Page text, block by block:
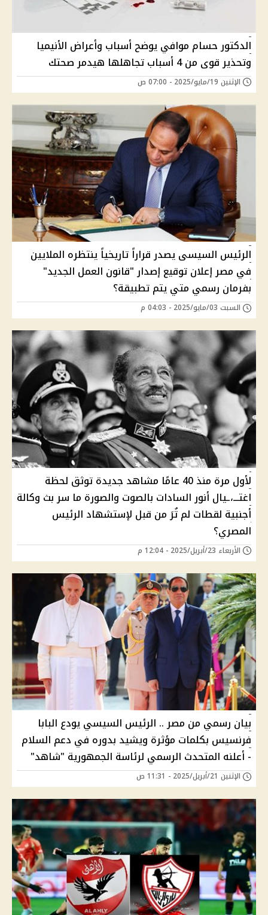
الدكتور حسام موافي يوضح أسباب وأعراض الأنيميا
وتحذير قوى من 4 أسباب تجاهلها هيدمر صحتك
الإثنين 19/مايو/2025 - 07:00 ص
الرئيس السيسى يصدر قراراً تاريخياً ينتظره الملايين
في مصر إعلان توقيع إصدار "قانون العمل الجديد"
بفرمان رسمي متي يتم تطبيقة؟
السبت 03/مايو/2025 - 04:03 م
لأول مرة منذ 40 عامًا مشاهد جديدة توثق لحظة
اغتـــ،ـيال أنور السادات بالصوت والصورة ما سر بث وكالة
أجنبية لقطات لم تُرَ من قبل لإستشهاد الرئيس
المصري؟
الأربعاء 23/أبريل/2025 - 12:04 م
بيان رسمي من مصر .. الرئيس السيسي يودع البابا
فرنسيس بكلمات مؤثرة ويشيد بدوره في دعم السلام
- أعلنه المتحدث الرسمي لرئاسة الجمهورية "شاهد"
الإثنين 21/أبريل/2025 - 11:31 ص